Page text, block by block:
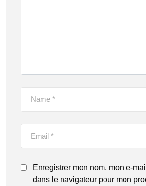
Enregistrer mon nom, mon e-
dans le navigateur pour mon